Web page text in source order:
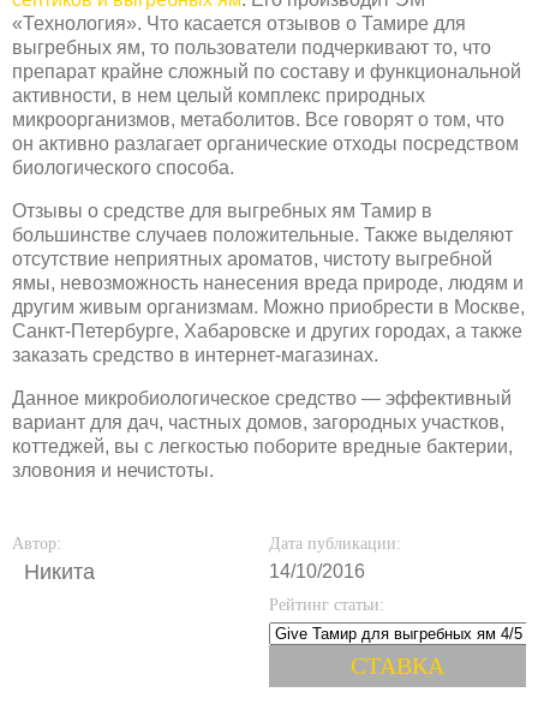
«Технология». Что касается отзывов о Тамире для
выгребных ям, то пользователи подчеркивают то, что
препарат крайне сложный по составу и функциональной
активности, в нем целый комплекс природных
микроорганизмов, метаболитов. Все говорят о том, что
он активно разлагает органические отходы посредством
биологического способа.
Отзывы о средстве для выгребных ям Тамир в
большинстве случаев положительные. Также выделяют
отсутствие неприятных ароматов, чистоту выгребной
ямы, невозможность нанесения вреда природе, людям и
другим живым организмам. Можно приобрести в Москве,
Санкт-Петербурге, Хабаровске и других городах, а также
заказать средство в интернет-магазинах.
Данное микробиологическое средство — эффективный
вариант для дач, частных домов, загородных участков,
коттеджей, вы с легкостью поборите вредные бактерии,
зловония и нечистоты.
Автор:
Никита
Дата публикации:
14/10/2016
Рейтинг статьи: